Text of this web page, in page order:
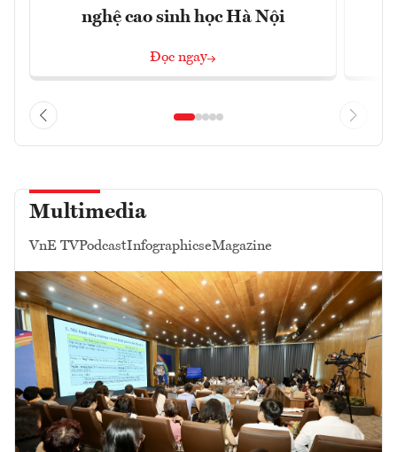
nghệ cao sinh học Hà Nội
Đọc ngay
Multimedia
VnE TVPodcastInfographicseMagazine